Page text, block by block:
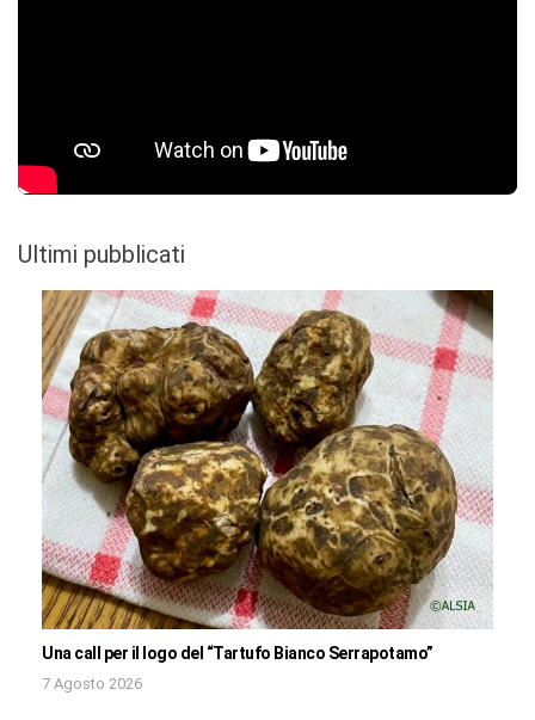
Ultimi pubblicati
Una call per il logo del “Tartufo Bianco Serrapotamo”
7 Agosto 2026